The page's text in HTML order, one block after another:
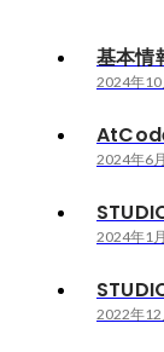
基本情
2024年10
2024年6月
2024年1月
2022年12